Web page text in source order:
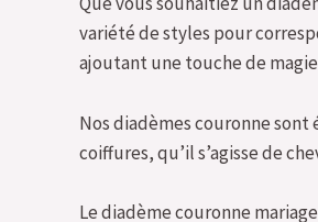
variété de styles pour
ajoutant une touche de
Nos diadèmes couronne
coiffures, qu’il s’agisse de
Le diadème couronne